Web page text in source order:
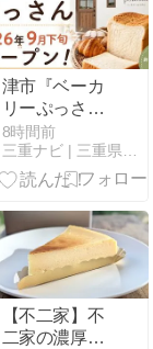
津市『ベーカ
リーぷっさ
ん』オープン
はいつ？開店
場所とアクセ
8時間前
【不二家】不
二家の濃厚ベ